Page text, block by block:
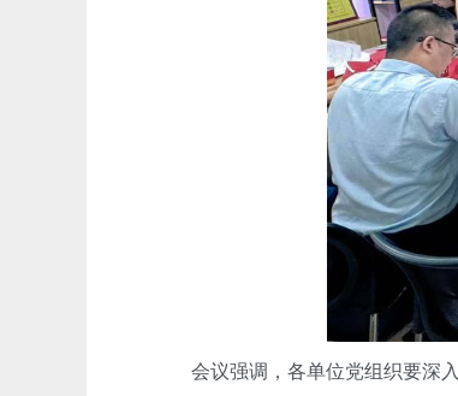
会议强调，各单位党组织要深入